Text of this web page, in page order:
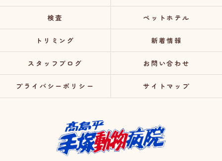
検査 ペットホテル
トリミング 新着情報
スタッフブログ お問い合わせ
プライバシーポリシー サイトマップ